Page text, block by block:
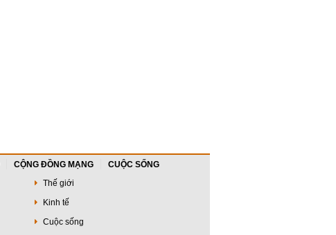
CỘNG ĐỒNG MẠNG
CUỘC SỐNG
Thế giới
Kinh tế
Cuộc sống